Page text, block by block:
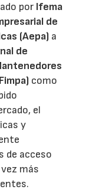
por Ifema
de
(Aepa) a
de
como
el
y
de acceso
más